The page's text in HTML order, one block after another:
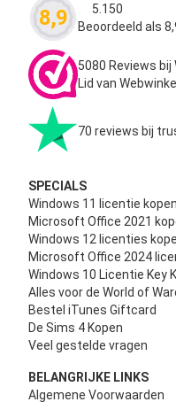
8,9 Waardering
5.150
Beoordeeld als
5080 Reviews
Lid van
70 reviews bij
SPECIALS
Windows 11 licentie kopen
Microsoft Office 2021
Windows 12 licenties
Microsoft Office 2024
Windows 10 Licentie Key
Alles voor de World of
Bestel iTunes Giftcard
De Sims 4 Kopen
Veel gestelde vragen
BELANGRIJKE LINKS
Algemene Voorwaarden